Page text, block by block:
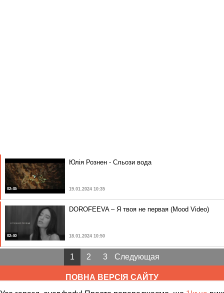
02:45
Юлія Рознен - Сльози вода
19.01.2024 10:35
02:40
DOROFEEVA – Я твоя не первая (Mood Video)
18.01.2024 10:50
1 2 3 Следующая
ПОВНА ВЕРСІЯ САЙТУ